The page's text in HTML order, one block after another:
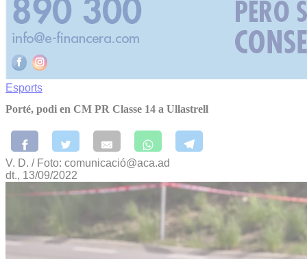
Esports
Porté, podi en CM PR Classe 14 a Ullastrell
V. D. / Foto: comunicació@aca.ad
dt., 13/09/2022